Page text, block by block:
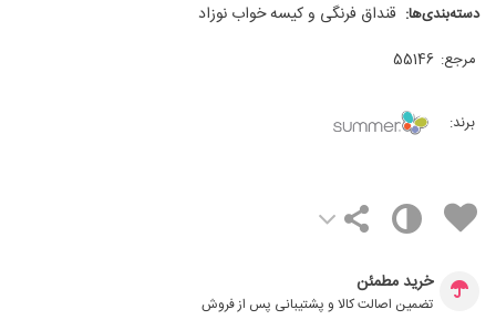
دسته‌بندی‌ها: قنداق فرنگی و کیسه خواب نوزاد
مرجع: 55146
برند:
خرید مطمئن
تضمین اصالت کالا و پشتیبانی پس از فروش